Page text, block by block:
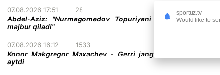
07.08.2026 17:51 28
Abdel-Aziz: "Nurmagomedov Topuriyani taslim bo'lishga
majbur qiladi"
07.08.2026 16:12 1533
Konor Makgregor Maxachev - Gerri jangiga o'z taxminini
aytdi
sportuz.tv
Would like to